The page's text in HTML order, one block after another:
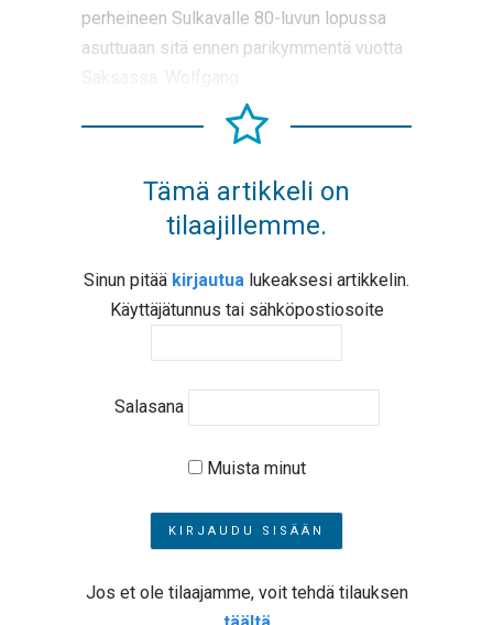
perheineen Sulkavalle 80-luvun lopussa
asuttuaan sitä ennen parikymmentä vuotta
Tämä artikkeli on
tilaajillemme.
Sinun pitää kirjautua lukeaksesi artikkelin.
Käyttäjätunnus tai sähköpostiosoite
Salasana
Muista minut
Jos et ole tilaajamme, voit tehdä tilauksen